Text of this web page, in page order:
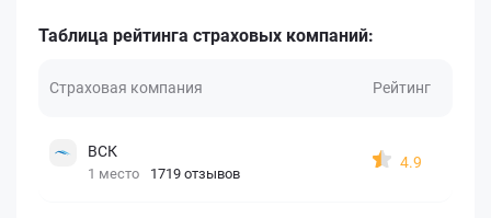
Таблица рейтинга страховых компаний:
Страховая компания Рейтинг
ВСК
1 место 1719 отзывов
4.9